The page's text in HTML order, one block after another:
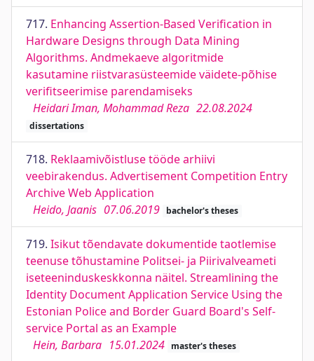
717. Enhancing Assertion-Based Verification in
Hardware Designs through Data Mining
Algorithms. Andmekaeve algoritmide
kasutamine riistvarasüsteemide väidete-põhise
verifitseerimise parendamiseks
Heidari Iman, Mohammad Reza 22.08.2024
dissertations
718. Reklaamivõistluse tööde arhiivi
veebirakendus. Advertisement Competition Entry
Archive Web Application
Heido, Jaanis 07.06.2019 bachelor's theses
719. Isikut tõendavate dokumentide taotlemise
teenuse tõhustamine Politsei- ja Piirivalveameti
iseteeninduskeskkonna näitel. Streamlining the
Identity Document Application Service Using the
Estonian Police and Border Guard Board's Self-
service Portal as an Example
Hein, Barbara 15.01.2024 master's theses